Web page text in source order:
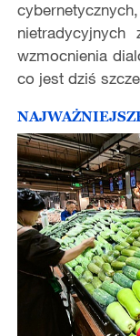
nietradycyjnych
wzmocnienia
co jest dziś